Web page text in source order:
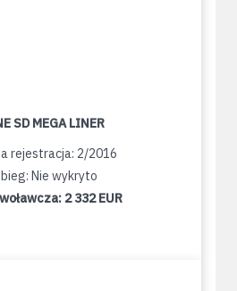
SD MEGA LINER
rejestracja: 2/2016
Nie wykryto
2 332 EUR